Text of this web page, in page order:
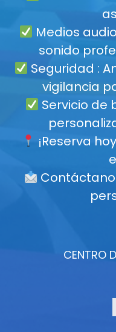
Medios
sonido
Seguridad :
vigilancia
Servicio de
¡Reserva
CENTRO